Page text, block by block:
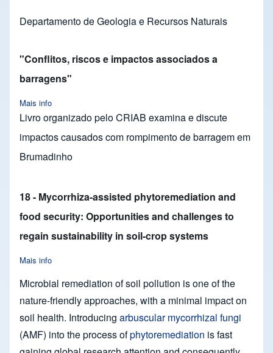
Departamento de Geologia e Recursos Naturais
"Conflitos, riscos e impactos associados a
barragens"
Mais info
Livro organizado pelo CRIAB examina e discute
impactos causados com rompimento de barragem em
Brumadinho
18 - Mycorrhiza-assisted phytoremediation and
food security: Opportunities and challenges to
regain sustainability in soil-crop systems
Mais info
Microbial remediation of soil pollution is one of the
nature-friendly approaches, with a minimal impact on
soil health. Introducing arbuscular mycorrhizal fungi
(AMF) into the process ofphytoremediation is fast